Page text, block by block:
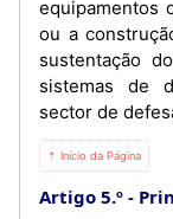
equipamentos
ou a
sustentação
sistemas de
sector de
⇡ Início da Página
Artigo 5.º